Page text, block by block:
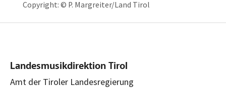
Copyright: © P. Margreiter/Land Tirol
Landesmusikdirektion Tirol
Amt der Tiroler Landesregierung